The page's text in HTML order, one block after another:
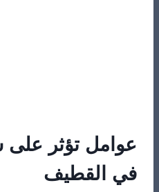
عوامل تؤثر على
في القطيف